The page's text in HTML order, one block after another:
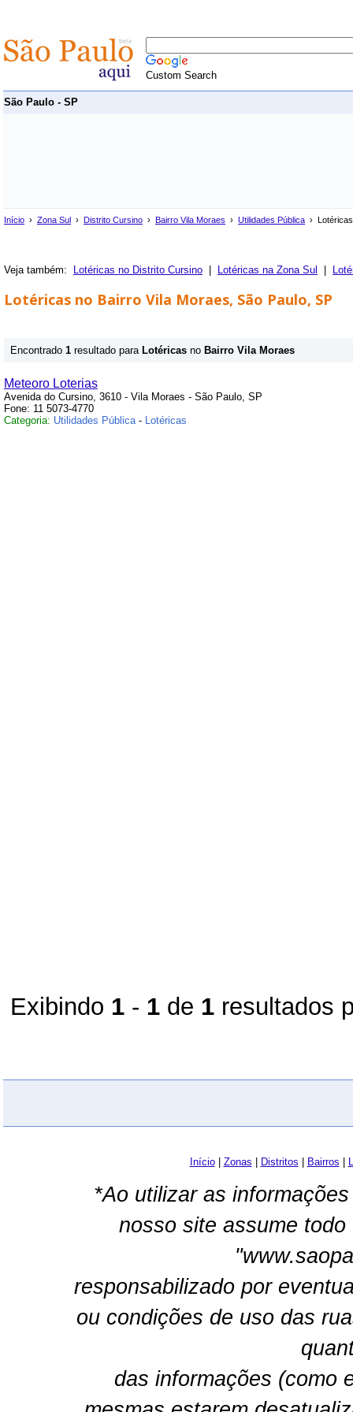
Custom Search
São Paulo - SP
Início › Zona Sul › Distrito Cursino › Bairro Vila Moraes › Utilidades Pública ›
Veja também: Lotéricas no Distrito Cursino Lotéricas na Zona Sul
Lotéricas no Bairro Vila Moraes, São Paulo, SP
Encontrado 1 resultado para Lotéricas no Bairro Vila Moraes
Meteoro Loterias
Avenida do Cursino, 3610 - Vila Moraes - São Paulo, SP
Fone: 11 5073-4770
Categoria: Utilidades Pública- Lotéricas
Exibindo 1- 1de 1resultados
Início| Zonas Distritos Bairros
*Ao utilizar as
nosso site assume
responsabilizado por
ou condições de uso das
das informações (como